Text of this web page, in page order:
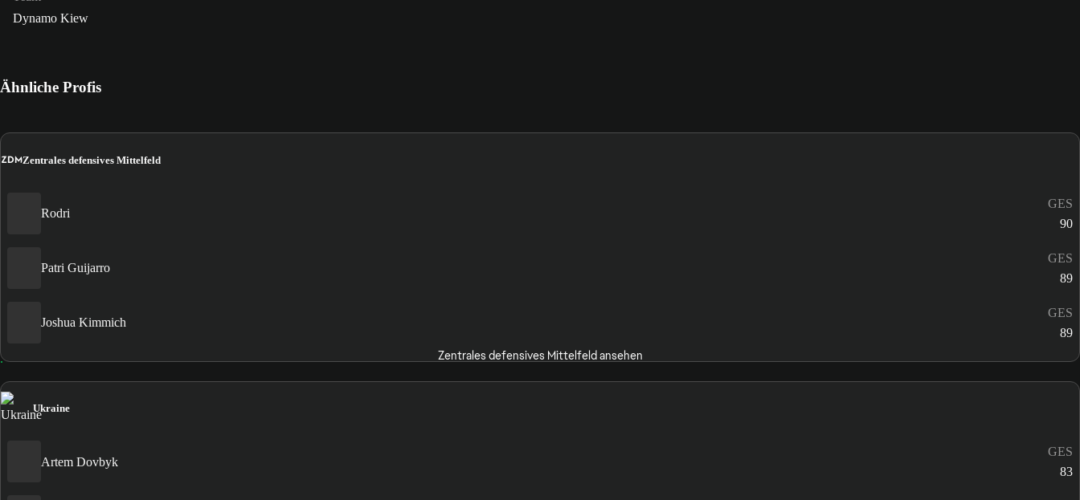
Dynamo Kiew
Ähnliche Profis
ZDMZentrales defensives Mittelfeld
Rodri
GES
90
Patri Guijarro
GES
89
Joshua Kimmich
GES
89
Zentrales defensives Mittelfeld ansehen
Ukraine
Artem Dovbyk
GES
83